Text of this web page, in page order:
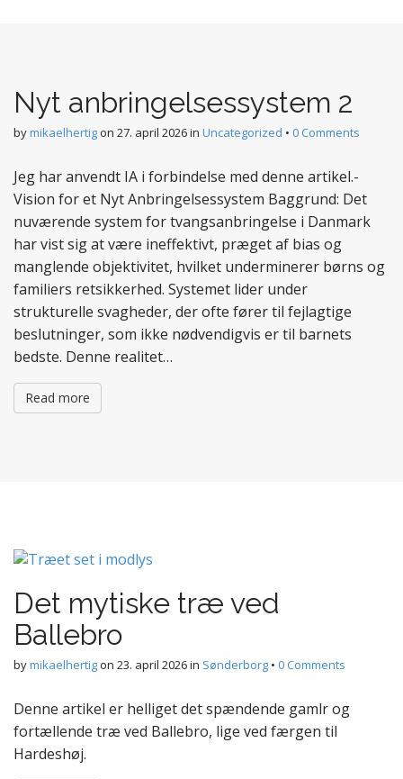
Nyt anbringelsessystem 2
bymikaelhertigon 27. april 2026in Uncategorized • 0 Comments
Jeg har anvendt IA i forbindelse med denne artikel.-
Vision for et Nyt Anbringelsessystem Baggrund: Det
nuværende system for tvangsanbringelse i Danmark
har vist sig at være ineffektivt, præget af bias og
manglende objektivitet, hvilket underminerer børns og
familiers retsikkerhed. Systemet lider under
strukturelle svagheder, der ofte fører til fejlagtige
beslutninger, som ikke nødvendigvis er til barnets
bedste. Denne realitet…
Read more
Det mytiske træ ved
Ballebro
bymikaelhertigon 23. april 2026in Sønderborg • 0 Comments
Denne artikel er helliget det spændende gamlr og
fortællende træ ved Ballebro, lige ved færgen til
Hardeshøj.